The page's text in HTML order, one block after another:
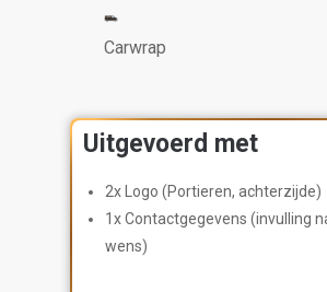
Carwrap
Uitgevoerd met
2x Logo (Portieren, achterzijde)
1x Contactgegevens (invulling
wens)